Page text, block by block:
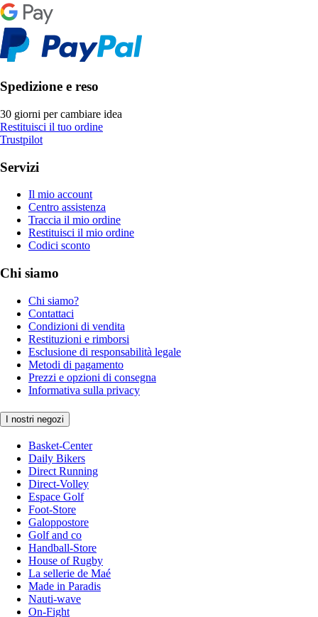
Spedizione e reso
30 giorni per cambiare idea
Restituisci il tuo ordine
Trustpilot
Servizi
Il mio account
Centro assistenza
Traccia il mio ordine
Restituisci il mio ordine
Codici sconto
Chi siamo
Chi siamo?
Contattaci
Condizioni di vendita
Restituzioni e rimborsi
Esclusione di responsabilità legale
Metodi di pagamento
Prezzi e opzioni di consegna
Informativa sulla privacy
I nostri negozi
Basket-Center
Daily Bikers
Direct Running
Direct-Volley
Espace Golf
Foot-Store
Galoppostore
Golf and co
Handball-Store
House of Rugby
La sellerie de Maé
Made in Paradis
Nauti-wave
On-Fight